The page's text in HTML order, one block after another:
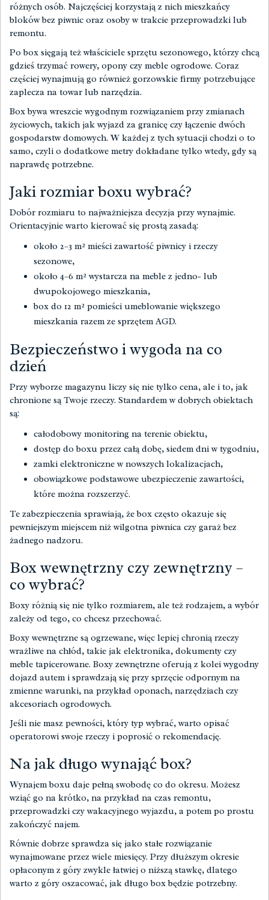
różnych osób. Najczęściej korzystają z nich mieszkańcy
bloków bez piwnic oraz osoby w trakcie przeprowadzki lub
remontu.
Po box sięgają też właściciele sprzętu sezonowego, którzy chcą
gdzieś trzymać rowery, opony czy meble ogrodowe. Coraz
częściej wynajmują go również gorzowskie firmy potrzebujące
zaplecza na towar lub narzędzia.
Box bywa wreszcie wygodnym rozwiązaniem przy zmianach
życiowych, takich jak wyjazd za granicę czy łączenie dwóch
gospodarstw domowych. W każdej z tych sytuacji chodzi o to
samo, czyli o dodatkowe metry dokładane tylko wtedy, gdy są
naprawdę potrzebne.
Jaki rozmiar boxu wybrać?
Dobór rozmiaru to najważniejsza decyzja przy wynajmie.
Orientacyjnie warto kierować się prostą zasadą:
około 2–3 m² mieści zawartość piwnicy i rzeczy
sezonowe,
około 4–6 m² wystarcza na meble z jedno- lub
dwupokojowego mieszkania,
box do 12 m² pomieści umeblowanie większego
mieszkania razem ze sprzętem AGD.
Bezpieczeństwo i wygoda na co
dzień
Przy wyborze magazynu liczy się nie tylko cena, ale i to, jak
chronione są Twoje rzeczy. Standardem w dobrych obiektach
są:
całodobowy monitoring na terenie obiektu,
dostęp do boxu przez całą dobę, siedem dni w tygodniu,
zamki elektroniczne w nowszych lokalizacjach,
obowiązkowe podstawowe ubezpieczenie zawartości,
które można rozszerzyć.
Te zabezpieczenia sprawiają, że box często okazuje się
pewniejszym miejscem niż wilgotna piwnica czy garaż bez
żadnego nadzoru.
Box wewnętrzny czy zewnętrzny –
co wybrać?
Boxy różnią się nie tylko rozmiarem, ale też rodzajem, a wybór
zależy od tego, co chcesz przechować.
Boxy wewnętrzne są ogrzewane, więc lepiej chronią rzeczy
wrażliwe na chłód, takie jak elektronika, dokumenty czy
meble tapicerowane. Boxy zewnętrzne oferują z kolei wygodny
dojazd autem i sprawdzają się przy sprzęcie odpornym na
zmienne warunki, na przykład oponach, narzędziach czy
akcesoriach ogrodowych.
Jeśli nie masz pewności, który typ wybrać, warto opisać
operatorowi swoje rzeczy i poprosić o rekomendację.
Na jak długo wynająć box?
Wynajem boxu daje pełną swobodę co do okresu. Możesz
wziąć go na krótko, na przykład na czas remontu,
przeprowadzki czy wakacyjnego wyjazdu, a potem po prostu
zakończyć najem.
Równie dobrze sprawdza się jako stałe rozwiązanie
wynajmowane przez wiele miesięcy. Przy dłuższym okresie
opłaconym z góry zwykle łatwiej o niższą stawkę, dlatego
warto z góry oszacować, jak długo box będzie potrzebny.